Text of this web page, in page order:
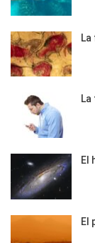
El
El